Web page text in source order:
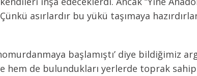
asırlardır bu yükü taşımaya
başlamıştı’ diye bildiğimiz
hem de bulundukları yerlerde toprak